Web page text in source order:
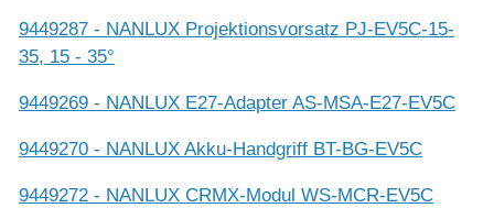
9449287 - NANLUX Projektionsvorsatz PJ-EV5C-15-
35, 15 - 35°
9449269 - NANLUX E27-Adapter AS-MSA-E27-EV5C
9449270 - NANLUX Akku-Handgriff BT-BG-EV5C
9449272 - NANLUX CRMX-Modul WS-MCR-EV5C